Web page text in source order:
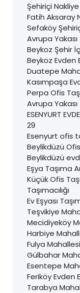
Şehiriçi
Fatih Aksaray
Sefaköy
Avrupa
Beykoz Şehir
Beykoz Evden
Duatepe
Kasımpaşa
Perpa Ofis
Avrupa
ESENYURT
29
Esenyurt ofis
Beylikdüzü Ofis
Beylikdüzü
Eşya Taşıma
Küçük Ofis
Taşımacılığı
Ev Eşyası
Teşvikiye
Mecidiyeköy
Harbiye
Fulya
Gülbahar
Esentepe
Feriköy Evden
Tarabya